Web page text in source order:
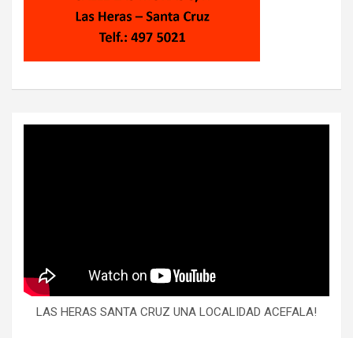
LAS HERAS SANTA CRUZ UNA LOCALIDAD ACEFALA!